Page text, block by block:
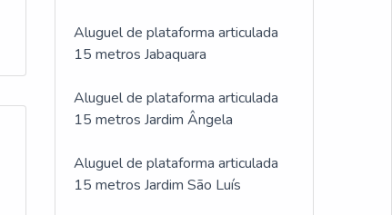
Aluguel de plataforma articulada
15 metros Jabaquara
Aluguel de plataforma articulada
15 metros Jardim Ângela
Aluguel de plataforma articulada
15 metros Jardim São Luís